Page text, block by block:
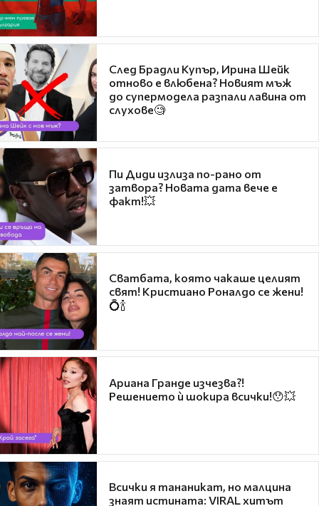
След Брадли Купър, Ирина Шейк
отново е влюбена? Новият мъж
до супермодела разпали лавина от
слухове🧐
Пи Диди излиза по-рано от
затвора? Новата дата вече е
факт!💥
Сватбата, която чакаше целият
свят! Кристиано Роналдо се жени!
💍🍾
Ариана Гранде изчезва?!
Решението ѝ шокира всички!😯💥
Всички я тананикат, но малцина
знаят истината: VIRAL хитът